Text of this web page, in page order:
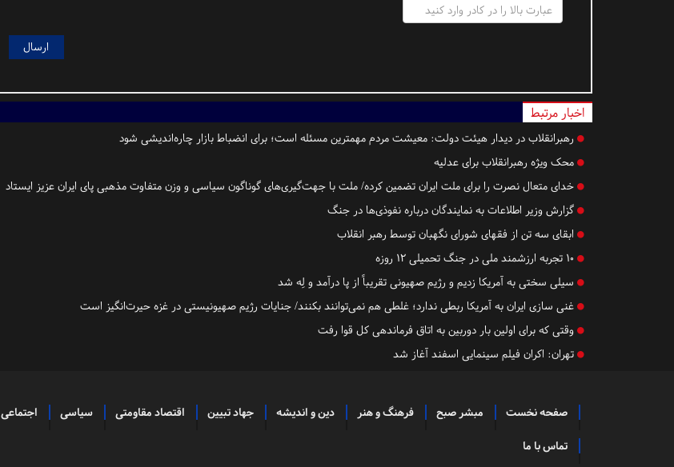
اخبار مرتبط
رهبرانقلاب در دیدار هیئت دولت: معیشت مردم مهمترین مسئله است؛ برای انضباط بازار چاره‌اندیشی شود
محک ویژه رهبرانقلاب برای عدلیه
خدای متعال نصرت را برای ملت ایران تضمین کرده/ ملت با جهت‌گیری‌های گوناگون سیاسی و وزن متفاوت مذهبی پای ایران عزیز ایستاد
گزارش وزیر اطلاعات به نمایندگان درباره نفوذی‌ها در جنگ
ابقای سه تن از فقهای شورای نگهبان توسط رهبر انقلاب
۱۰ تجربه ارزشمند ملی در جنگ تحمیلی ۱۲ روزه
سیلی سختی به آمریکا زدیم و رژیم صهیونی تقریباً از پا درآمد و لِه شد
غنی سازی ایران به آمریکا ربطی ندارد؛ غلطی هم‌ نمی‌توانند بکنند/ جنایات رژیم صهیونیستی در غزه حیرت‌انگیز است
وقتی که برای اولین بار دوربین به اتاق فرماندهی کل قوا رفت
تهران: اکران فیلم سینمایی اسفند آغاز شد
صفحه نخست مبشر صبح فرهنگ و هنر دین و اندیشه جهاد تبیین اقتصاد مقاومتی سیاسی اجتماعی
تماس با ما